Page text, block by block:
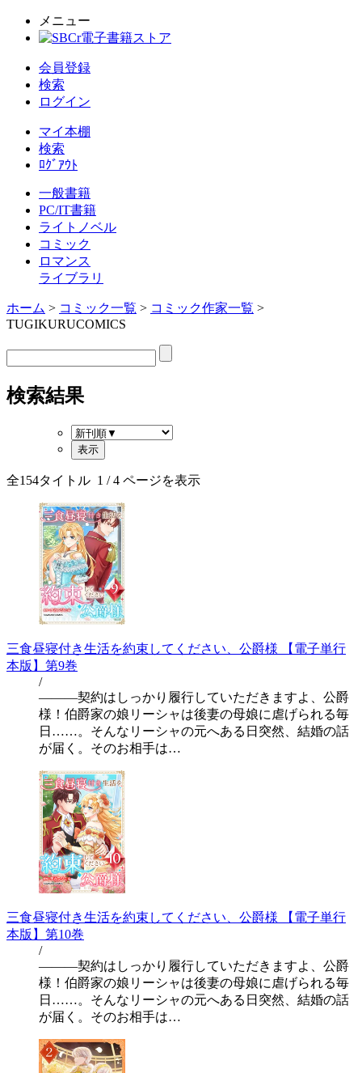
メニュー
会員登録
検索
ログイン
マイ本棚
検索
ﾛｸﾞｱｳﾄ
一般書籍
PC/IT書籍
ライトノベル
コミック
ロマンス
ライブラリ
ホーム > コミック一覧 > コミック作家一覧 >
TUGIKURUCOMICS
検索結果
全154タイトル 1 / 4 ページを表示
三食昼寝付き生活を約束してください、公爵様 【電子単行
本版】第9巻
/
―――契約はしっかり履行していただきますよ、公爵
様！伯爵家の娘リーシャは後妻の母娘に虐げられる毎
日……。そんなリーシャの元へある日突然、結婚の話
が届く。そのお相手は…
三食昼寝付き生活を約束してください、公爵様 【電子単行
本版】第10巻
/
―――契約はしっかり履行していただきますよ、公爵
様！伯爵家の娘リーシャは後妻の母娘に虐げられる毎
日……。そんなリーシャの元へある日突然、結婚の話
が届く。そのお相手は…